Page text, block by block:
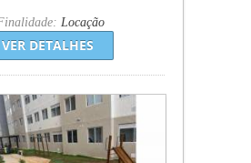
Locação
VER DETALHES